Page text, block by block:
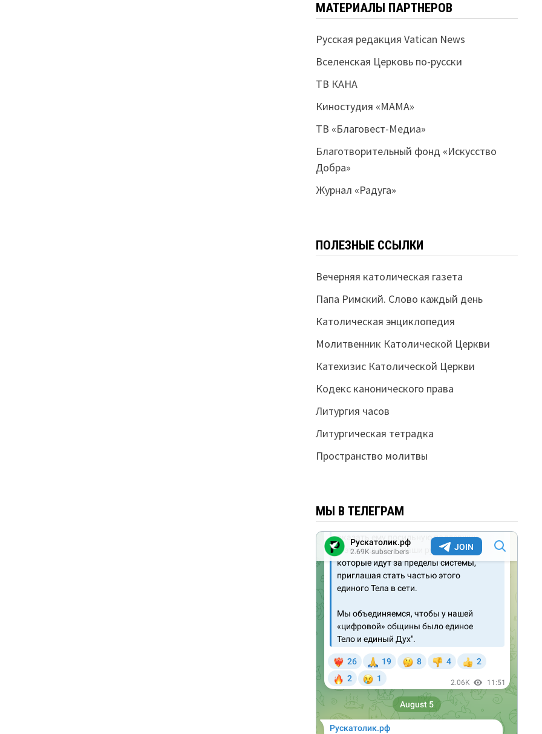
МАТЕРИАЛЫ ПАРТНЕРОВ
Русская редакция Vatican News
Вселенская Церковь по-русски
ТВ КАНА
Киностудия «МАМА»
ТВ «Благовест-Медиа»
Благотворительный фонд «Искусство
Добра»
Журнал «Радуга»
ПОЛЕЗНЫЕ ССЫЛКИ
Вечерняя католическая газета
Папа Римский. Слово каждый день
Католическая энциклопедия
Молитвенник Католической Церкви
Катехизис Католической Церкви
Кодекс канонического права
Литургия часов
Литургическая тетрадка
Пространство молитвы
МЫ В ТЕЛЕГРАМ